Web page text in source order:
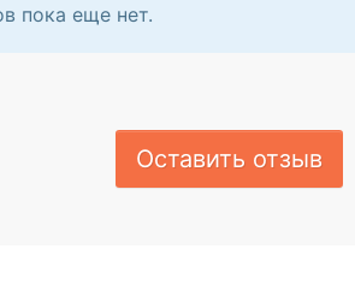
пока еще нет.
Оставить отзыв